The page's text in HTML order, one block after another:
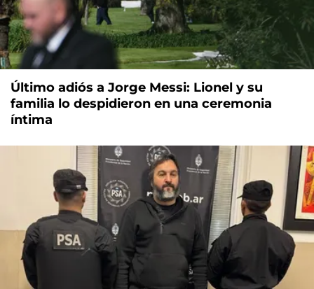
Último adiós a Jorge Messi: Lionel y su
familia lo despidieron en una ceremonia
íntima